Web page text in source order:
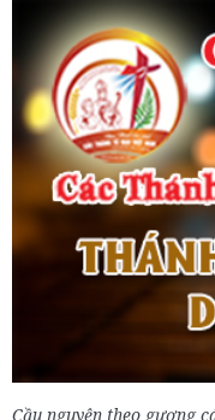
Cầu nguyện theo gương